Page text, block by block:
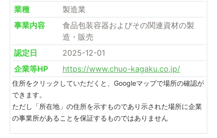
業種
製造業
事業内容
食品包装容器およびその関連資材の製
造・販売
認定日
2025-12-01
企業等HP
https://www.chuo-kagaku.co.jp/
住所をクリックしていただくと、Googleマップで場所の確認が
できます。
ただし「所在地」の住所を示すものであり示された場所に企業
の事業所があることを保証するものではありません